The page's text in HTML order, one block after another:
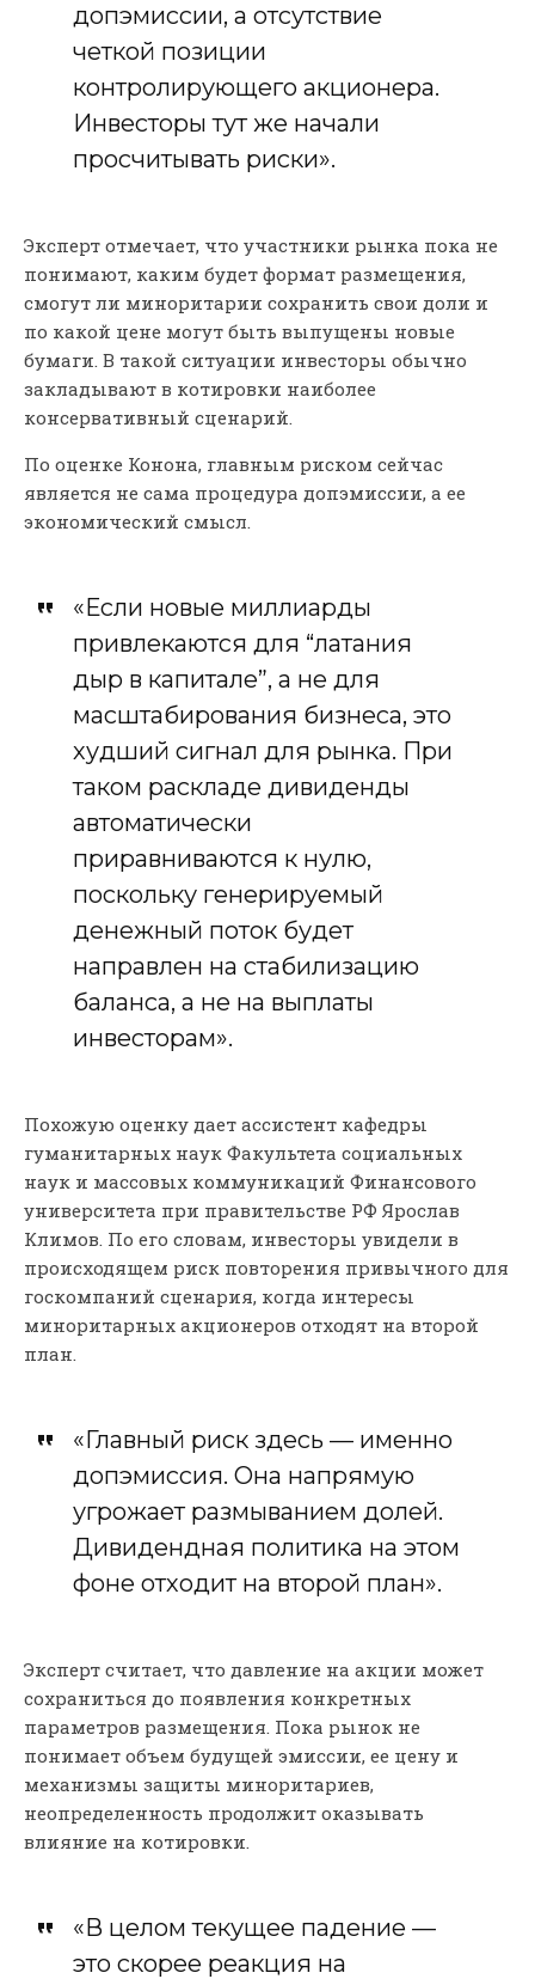
допэмиссии, а отсутствие
четкой позиции
контролирующего акционера.
Инвесторы тут же начали
просчитывать риски».
Эксперт отмечает, что участники рынка пока не
понимают, каким будет формат размещения,
смогут ли миноритарии сохранить свои доли и
по какой цене могут быть выпущены новые
бумаги. В такой ситуации инвесторы обычно
закладывают в котировки наиболее
консервативный сценарий.
По оценке Конона, главным риском сейчас
является не сама процедура допэмиссии, а ее
экономический смысл.
«Если новые миллиарды
привлекаются для “латания
дыр в капитале”, а не для
масштабирования бизнеса, это
худший сигнал для рынка. При
таком раскладе дивиденды
автоматически
приравниваются к нулю,
поскольку генерируемый
денежный поток будет
направлен на стабилизацию
баланса, а не на выплаты
инвесторам».
Похожую оценку дает ассистент кафедры
гуманитарных наук Факультета социальных
наук и массовых коммуникаций Финансового
университета при правительстве РФ Ярослав
Климов. По его словам, инвесторы увидели в
происходящем риск повторения привычного для
госкомпаний сценария, когда интересы
миноритарных акционеров отходят на второй
план.
«Главный риск здесь — именно
допэмиссия. Она напрямую
угрожает размыванием долей.
Дивидендная политика на этом
фоне отходит на второй план».
Эксперт считает, что давление на акции может
сохраниться до появления конкретных
параметров размещения. Пока рынок не
понимает объем будущей эмиссии, ее цену и
механизмы защиты миноритариев,
неопределенность продолжит оказывать
влияние на котировки.
«В целом текущее падение —
это скорее реакция на